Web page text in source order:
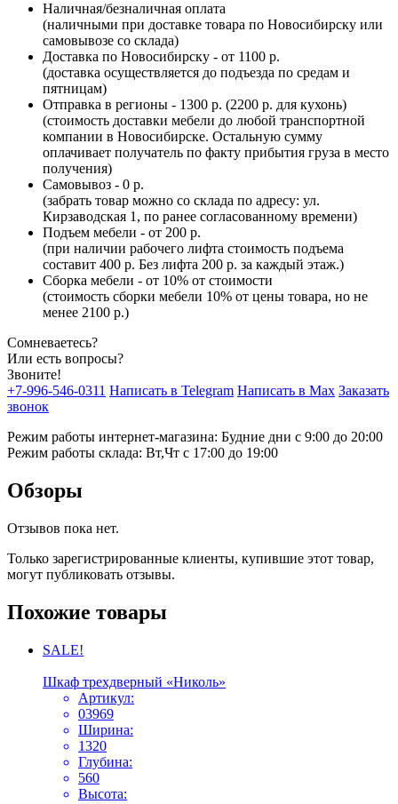
Наличная/безналичная оплата
(наличными при доставке товара по Новосибирску или
самовывозе со склада)
Доставка по Новосибирску - от 1100 р.
(доставка осуществляется до подъезда по средам и
пятницам)
Отправка в регионы - 1300 р. (2200 р. для кухонь)
(стоимость доставки мебели до любой транспортной
компании в Новосибирске. Остальную сумму
оплачивает получатель по факту прибытия груза в место
получения)
Самовывоз - 0 р.
(забрать товар можно со склада по адресу: ул.
Кирзаводская 1, по ранее согласованному времени)
Подъем мебели - от 200 р.
(при наличии рабочего лифта стоимость подъема
составит 400 р. Без лифта 200 р. за каждый этаж.)
Сборка мебели - от 10% от стоимости
(стоимость сборки мебели 10% от цены товара, но не
менее 2100 р.)
Сомневаетесь?
Или есть вопросы?
Звоните!
+7-996-546-0311 Написать в Telegram Написать в Max Заказать
звонок
Режим работы интернет-магазина: Будние дни с 9:00 до 20:00
Режим работы склада: Вт,Чт с 17:00 до 19:00
Обзоры
Отзывов пока нет.
Только зарегистрированные клиенты, купившие этот товар,
могут публиковать отзывы.
Похожие товары
SALE!
Шкаф трехдверный «Николь»
Артикул:
03969
Ширина:
1320
Глубина:
560
Высота: